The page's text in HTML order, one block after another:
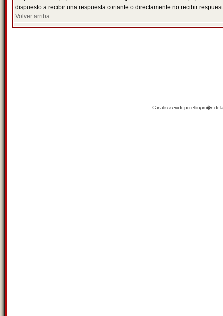
dispuesto a recibir una respuesta cortante o directamente no recibir
Volver arriba
Canalrssservido por eltrujam�nde